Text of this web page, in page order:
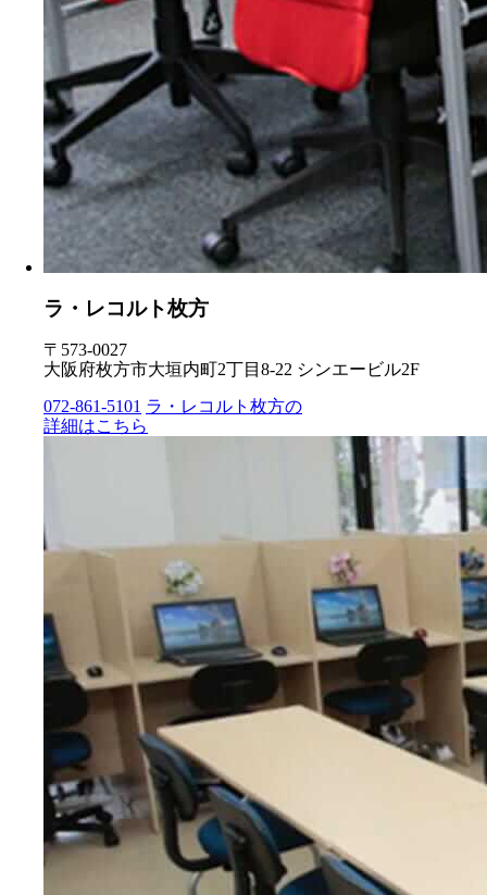
ラ・レコルト枚方
〒573-0027
大阪府枚方市大垣内町2丁目8-22 シンエービル2F
072-861-5101 ラ・レコルト枚方の
詳細はこちら